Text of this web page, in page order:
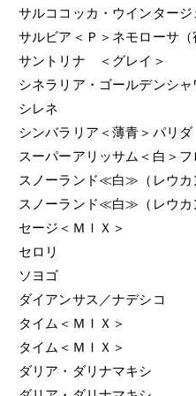
サルココッカ・ウインタージ
サルビア＜Ｐ＞ネモローサ（
サントリナ ＜グレイ＞
シネラリア・ゴールデンシャ
シレネ
シンバラリア＜薄青＞パリダ
スーパーアリッサム＜白＞フ
スノーランド≪白≫（レウカ
スノーランド≪白≫（レウカ
セージ＜ＭＩＸ＞
セロリ
ソヨゴ
ダイアンサス／ナデシコ
タイム＜ＭＩＸ＞
タイム＜ＭＩＸ＞
ダリア・ダリナマキシ